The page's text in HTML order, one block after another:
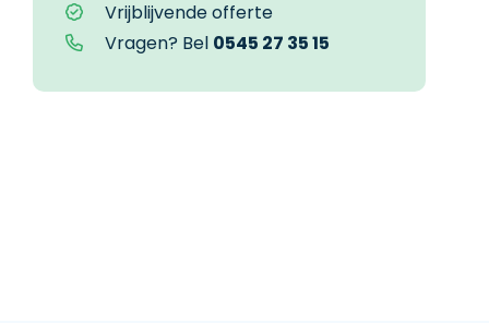
Vrijblijvende offerte
Vragen? Bel 0545 27 35 15